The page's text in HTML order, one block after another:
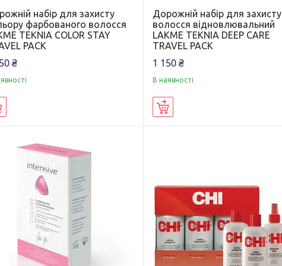
набір для захисту
фарбованого волосся
TEKNIA COLOR STAY
PACK
₴
Дорожній набір для захисту
волосся відновлювальний
LAKME TEKNIA DEEP CARE
TRAVEL PACK
1 150 ₴
В наявності